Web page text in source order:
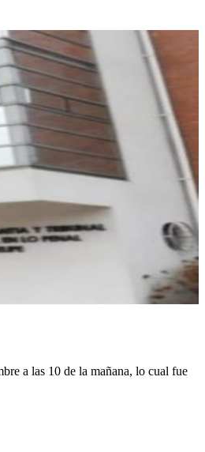
a las 10 de la mañana, lo cual fue